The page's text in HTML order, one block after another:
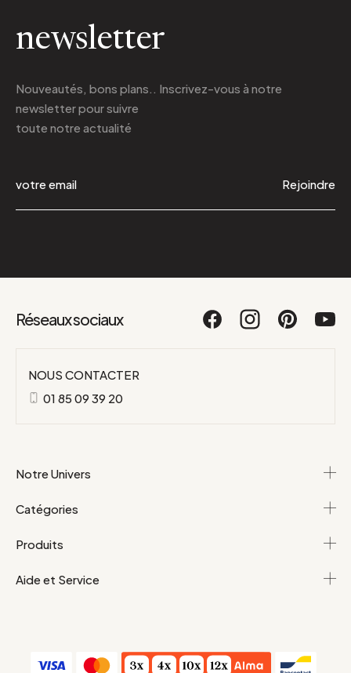
newsletter
Nouveautés, bons plans.. Inscrivez-vous à notre
newsletterpour suivre
toute notre actualité
Rejoindre
Réseaux sociaux
NOUS CONTACTER
01 85 09 39 20
Notre Univers
Catégories
Produits
Aide et Service